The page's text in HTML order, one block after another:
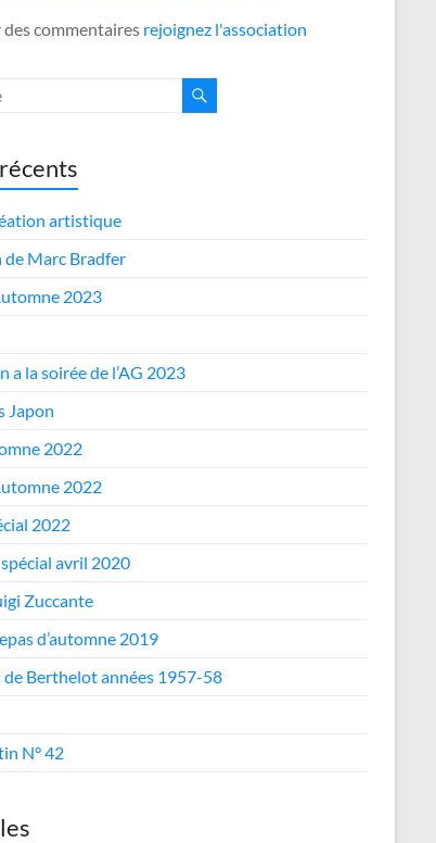
commentaires rejoignez l'association
artistique
Marc Bradfer
2023
a la soirée de l’AG 2023
Japon
2022
2022
2022
avril 2020
Zuccante
d’automne 2019
de Berthelot années 1957-58
N° 42